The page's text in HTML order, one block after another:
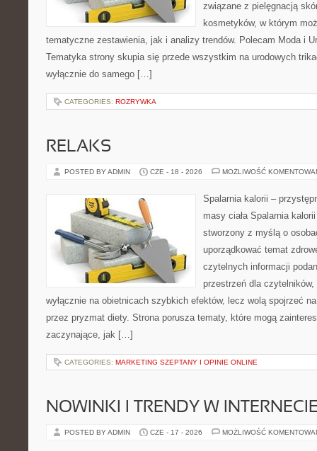
związane z pielęgnacją
kosmetyków, w którym
tematyczne zestawienia, jak i analizy trendów. Polecam Moda i
Tematyka strony skupia się przede wszystkim na urodowych
wyłącznie do samego […]
CATEGORIES: ROZRYWKA
RELAKS
POSTED BY ADMIN CZE - 18 - 2026 MOŻLIWOŚĆ
Spalarnia kalorii –
masy ciała Spalarnia
stworzony z myślą o
uporządkować temat
czytelnych informacji
przestrzeń dla
wyłącznie na obietnicach szybkich efektów, lecz wolą spojrzeć
przez pryzmat diety. Strona porusza tematy, które mogą
zaczynające, jak […]
CATEGORIES: MARKETING SZEPTANY I OPINIE ONLINE
NOWINKI I TRENDY W
POSTED BY ADMIN CZE - 17 - 2026 MOŻLIWOŚĆ